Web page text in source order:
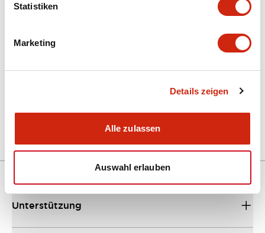
Statistiken
Marketing
Details zeigen
Alle zulassen
Auswahl erlauben
Kataloge & Broschüren
Unterstützung